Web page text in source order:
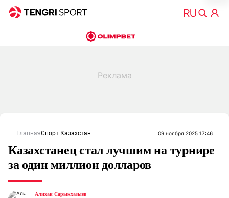
ГлавнаяСпорт Казахстан 09 ноября 2025 17:46
Казахстанец стал лучшим на турнире
за один миллион долларов
Алихан Сарыкхазыев